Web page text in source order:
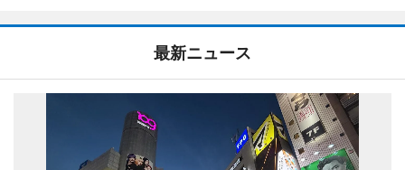
最新ニュース